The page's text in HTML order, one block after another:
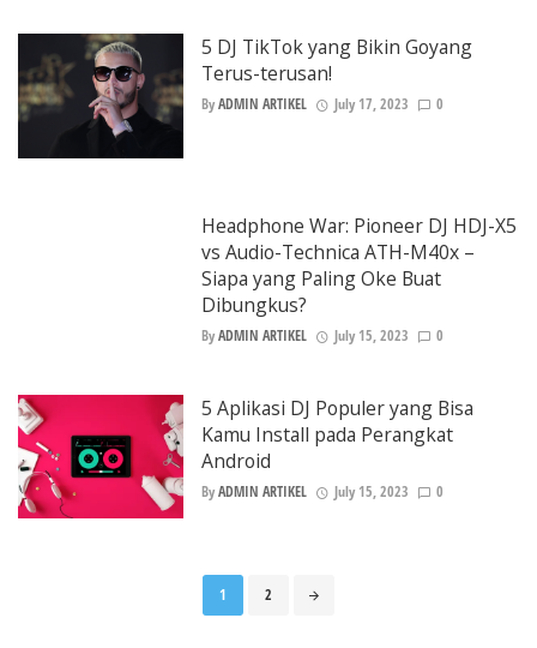
5 DJ TikTok yang Bikin Goyang
Terus-terusan!
ByADMIN ARTIKEL July 17, 2023 0
Headphone War: Pioneer DJ HDJ-X5
vs Audio-Technica ATH-M40x –
Siapa yang Paling Oke Buat
Dibungkus?
ByADMIN ARTIKEL July 15, 2023 0
5 Aplikasi DJ Populer yang Bisa
Kamu Install pada Perangkat
Android
ByADMIN ARTIKEL July 15, 2023 0
1 2